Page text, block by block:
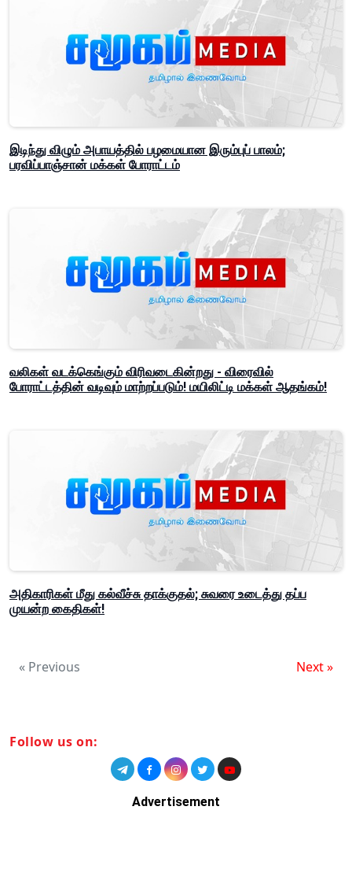
இடிந்து விழும் அபாயத்தில் பழமையான இரும்புப் பாலம்;
பரவிப்பாஞ்சான் மக்கள் போராட்டம்
வலிகள் வடக்கெங்கும் விரிவடைகின்றது - விரைவில்
போராட்டத்தின் வடிவும் மாற்றப்படும்! மயிலிட்டி மக்கள் ஆதங்கம்!
அதிகாரிகள் மீது கல்வீச்சு தாக்குதல்; சுவரை உடைத்து தப்ப
முயன்ற கைதிகள்!
« Previous Next »
Follow us on:
Advertisement